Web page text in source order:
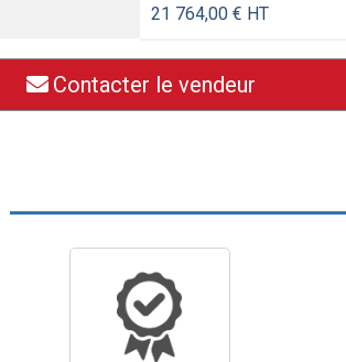
21 764,00 € HT
Contacter le vendeur